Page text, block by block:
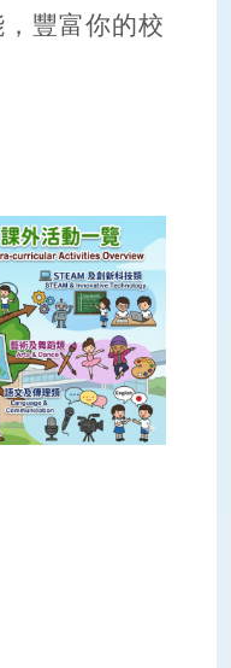
豐富你的校